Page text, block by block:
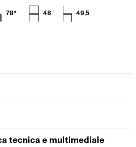
78* 48 49,5
tecnica e multimediale